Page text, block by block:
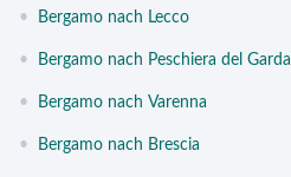
• Bergamo nach Lecco
• Bergamo nach Peschiera del Garda
• Bergamo nach Varenna
• Bergamo nach Brescia